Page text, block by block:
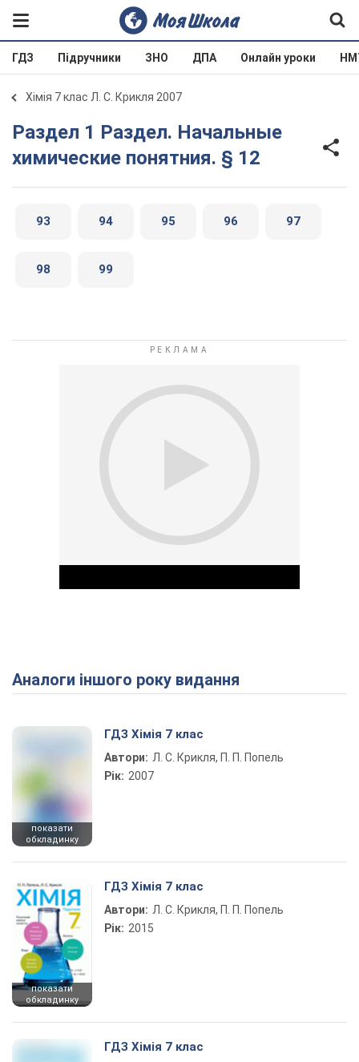
ГДЗ Підручники ЗНО ДПА Онлайн уроки
Хімія 7 клас Л. С. Крикля 2007
Раздел 1 Раздел. Начальные
химические понятния. § 12
93 94 95 96 97
98 99
Play Video
Аналоги іншого року видання
показати
обкладинку
ГДЗ Хімія 7 клас
Автори: Л. С. Крикля, П. П. Попель
Рік: 2007
показати
обкладинку
ГДЗ Хімія 7 клас
Автори: Л. С. Крикля, П. П. Попель
Рік: 2015
ГДЗ Хімія 7 клас